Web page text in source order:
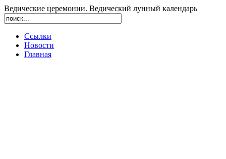
Ведические церемонии. Ведический лунный календарь
Ссылки
Новости
Главная